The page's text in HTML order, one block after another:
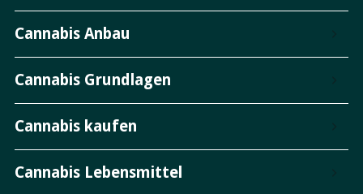
Cannabis Anbau
Cannabis Grundlagen
Cannabis kaufen
Cannabis Lebensmittel